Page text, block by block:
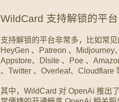
WildCard 支持解锁的平台
支持解锁的平台非常多，比如常
HeyGen 、Patreon 、Midjourney
Appstore、Dlsite 、Poe 、
、Twitter 、Overleaf、Cloudflare
其中，WildCard 对 OpenAi 推出